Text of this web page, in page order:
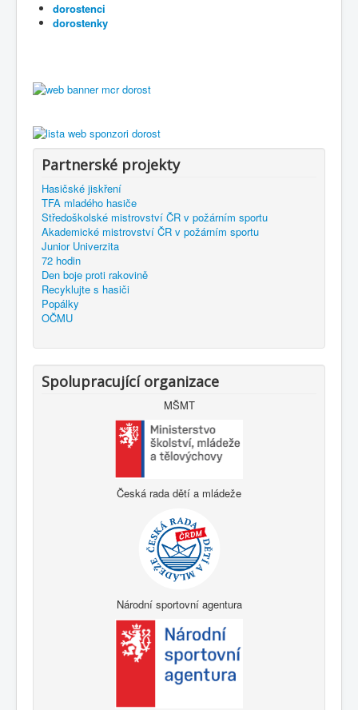
dorostenci
dorostenky
Partnerské projekty
Hasičské jiskření
TFA mladého hasiče
Středoškolské mistrovství ČR v požárním sportu
Akademické mistrovství ČR v požárním sportu
Junior Univerzita
72 hodin
Den boje proti rakovině
Recyklujte s hasiči
Popálky
OČMU
Spolupracující organizace
MŠMT
Česká rada dětí a mládeže
Národní sportovní agentura